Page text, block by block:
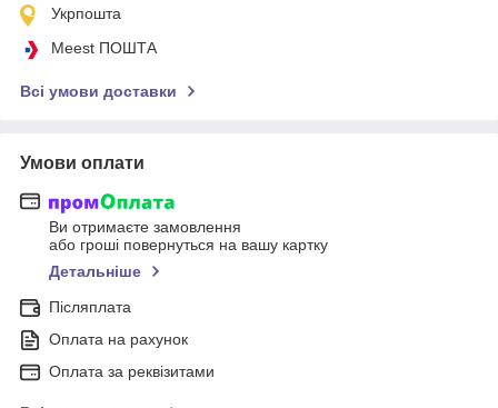
Укрпошта
Meest ПОШТА
Всі умови доставки
Умови оплати
Ви отримаєте замовлення
або гроші повернуться на вашу картку
Детальніше
Післяплата
Оплата на рахунок
Оплата за реквізитами